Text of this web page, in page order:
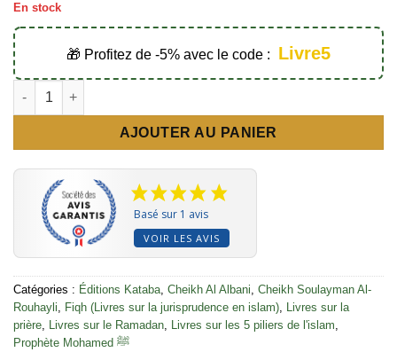
En stock
🎁 Profitez de -5% avec le code : Livre5
AJOUTER AU PANIER
Basé sur 1 avis
VOIR LES AVIS
Catégories : Éditions Kataba Cheikh Al Albani Cheikh Soulayman Al-
Rouhayli
Fiqh (Livres sur la jurisprudence en islam)
Livres sur la
prière
Livres sur le Ramadan Livres sur les 5 piliers de l'islam
Prophète Mohamed ﷺ